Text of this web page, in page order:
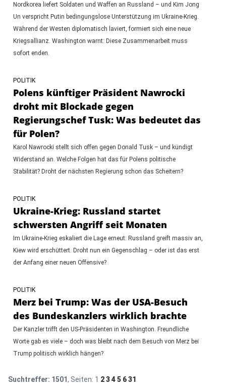
Nordkorea liefert Soldaten und Waffen an Russland – und Kim Jong
Un verspricht Putin bedingungslose Unterstützung im Ukraine-Krieg.
Während der Westen diplomatisch laviert, formiert sich eine neue
Kriegsallianz. Washington warnt: Diese Zusammenarbeit muss
sofort enden.
POLITIK
Polens künftiger Präsident Nawrocki
droht mit Blockade gegen
Regierungschef Tusk: Was bedeutet das
für Polen?
Karol Nawrocki stellt sich offen gegen Donald Tusk – und kündigt
Widerstand an. Welche Folgen hat das für Polens politische
Stabilität? Droht der nächsten Regierung schon das Scheitern?
POLITIK
Ukraine-Krieg: Russland startet
schwersten Angriff seit Monaten
Im Ukraine-Krieg eskaliert die Lage erneut: Russland greift massiv an,
Kiew wird erschüttert. Droht nun ein Gegenschlag – oder ist das erst
der Anfang einer neuen Offensive?
POLITIK
Merz bei Trump: Was der USA-Besuch
des Bundeskanzlers wirklich brachte
Der Kanzler trifft den US-Präsidenten in Washington. Freundliche
Worte gab es viele – doch was bleibt nach dem Besuch von Merz bei
Trump politisch wirklich hängen?
Suchtreffer: 1501, Seiten: 1 2 3 4 5 6 31